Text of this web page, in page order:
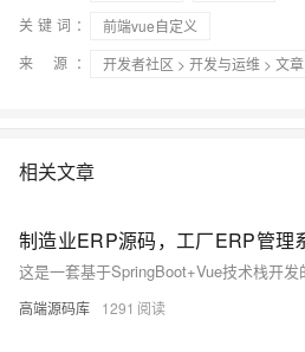
关键词：
前端vue自定义
来 源：
开发者社区 > 开发与运维 > 文章
相关文章
高端源码库 1291